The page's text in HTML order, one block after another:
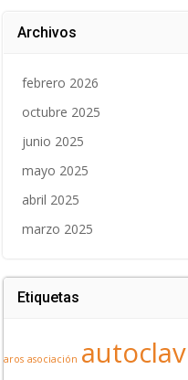
Archivos
febrero 2026
octubre 2025
junio 2025
mayo 2025
abril 2025
marzo 2025
Etiquetas
aros asociación